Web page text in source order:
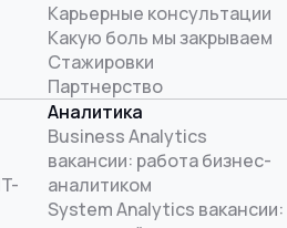
Карьерные консультации
Какую боль мы закрываем
Стажировки
Партнерство
Аналитика
Business Analytics
вакансии: работа бизнес-
аналитиком
System Analytics вакансии: